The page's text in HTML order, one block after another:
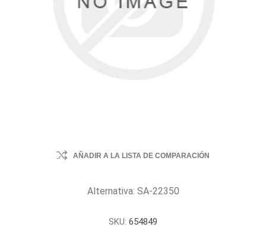
AÑADIR A LA LISTA DE COMPARACIÓN
Alternativa: SA-22350
SKU: 654849